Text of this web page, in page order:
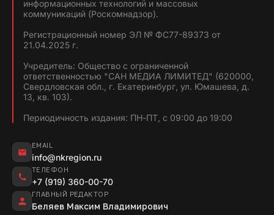
информационных технологий и массовых
коммуникаций (Роскомнадзор).
Регистрационный номер ЭЛ № ФС77-89373 от
21.04.2025 г.
Учредитель: Общество с ограниченной
ответственностью "САН МЕДИА ЛИМИТЕД" (620000,
Свердловская обл., г. Екатеринбург, ул. Юмашева, д.
13, кв. 103).
Периодичность издания: ПН-ПТ, с 09:00 до 19:00
EMAIL
info@nkregion.ru
ТЕЛЕФОН
+7 (919) 360-00-70
ГЛАВНЫЙ РЕДАКТОР
Беляев Максим Владимирович